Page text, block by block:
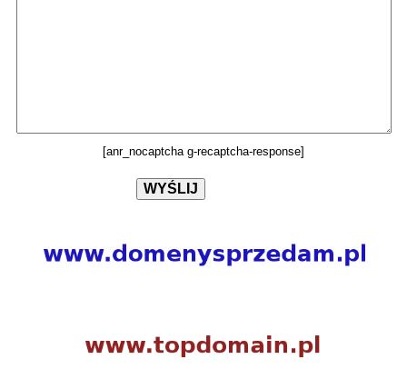
[anr_nocaptcha g-recaptcha-response]